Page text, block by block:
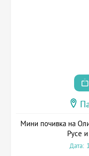
Мини почивка на
Русе
Дата: